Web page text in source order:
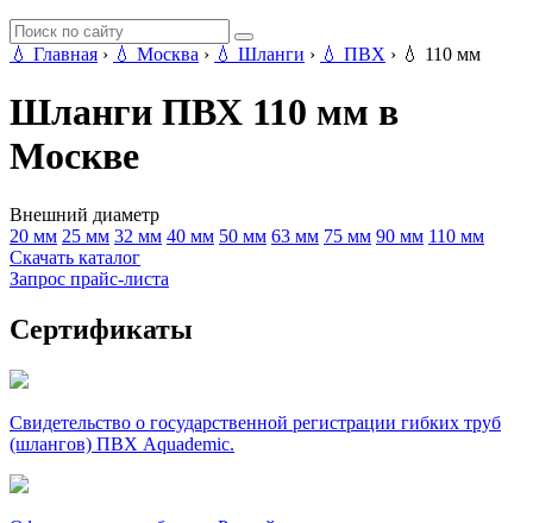
💧 Главная › 💧 Москва › 💧 Шланги › 💧 ПВХ › 💧 110 мм
Шланги ПВХ 110 мм в
Москве
Внешний диаметр
20 мм 25 мм 32 мм 40 мм 50 мм 63 мм 75 мм 90 мм 110 мм
Скачать каталог
Запрос прайс-листа
Сертификаты
Свидетельство о государственной регистрации гибких труб
(шлангов) ПВХ Aquademic.